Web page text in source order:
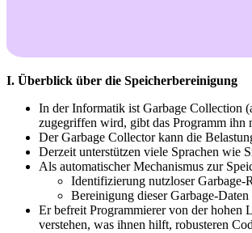
I. Überblick über die Speicherbereinigung
In der Informatik ist Garbage Collection
zugegriffen wird, gibt das Programm ihn
Der Garbage Collector kann die
Derzeit unterstützen viele Sprachen wie
Als automatischer Mechanismus zur
Identifizierung nutzloser Garbage-
Bereinigung dieser Garbage-
Er befreit Programmierer von der hohen
verstehen, was ihnen hilft, robusteren